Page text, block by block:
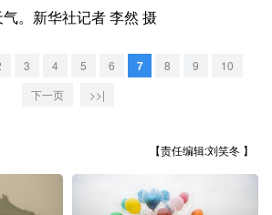
娱乐 时尚
带一路 亚太网 上市公司
天津 河北 山西
。新华社记者 李然 摄
3 4 5 6 7 8 9
10
下一页
>>|
【责任编辑:刘笑冬 】